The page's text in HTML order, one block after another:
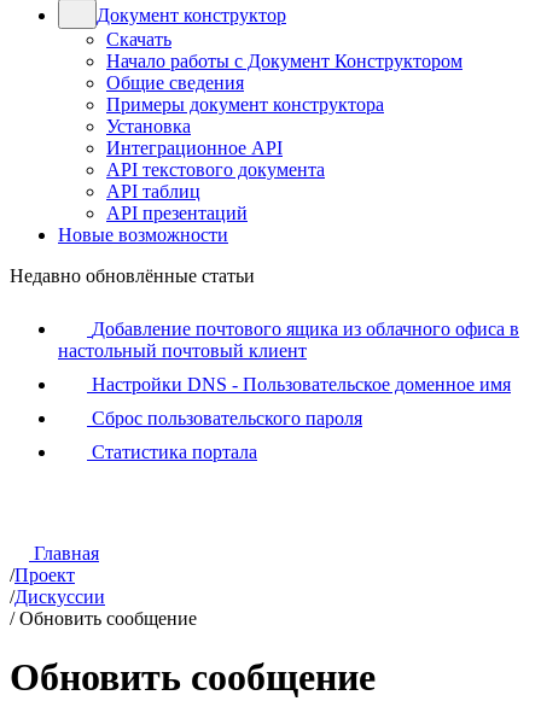
Документ конструктор
Скачать
Начало работы с Документ Конструктором
Общие сведения
Примеры документ конструктора
Установка
Интеграционное API
API текстового документа
API таблиц
API презентаций
Новые возможности
Недавно обновлённые статьи
Добавление почтового ящика из облачного офиса в
настольный почтовый клиент
Настройки DNS - Пользовательское доменное имя
Сброс пользовательского пароля
Статистика портала
Главная
/Проект
/Дискуссии
/ Обновить сообщение
Обновить сообщение